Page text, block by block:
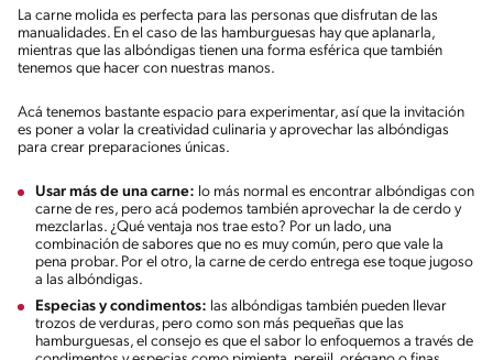
La carne molida es perfecta para las personas que disfrutan de las
manualidades. En el caso de las hamburguesas hay que aplanarla,
mientras que las albóndigas tienen una forma esférica que también
tenemos que hacer con nuestras manos.
Acá tenemos bastante espacio para experimentar, así que la invitación
es poner a volar la creatividad culinaria y aprovechar las albóndigas
para crear preparaciones únicas.
Usar más de una carne: lo más normal es encontrar albóndigas con
carne de res, pero acá podemos también aprovechar la de cerdo y
mezclarlas. ¿Qué ventaja nos trae esto? Por un lado, una
combinación de sabores que no es muy común, pero que vale la
pena probar. Por el otro, la carne de cerdo entrega ese toque jugoso
a las albóndigas.
Especias y condimentos: las albóndigas también pueden llevar
trozos de verduras, pero como son más pequeñas que las
hamburguesas, el consejo es que el sabor lo enfoquemos a través de